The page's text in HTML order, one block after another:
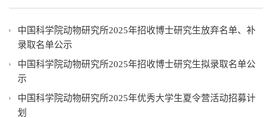
中国科学院动物研究所2025年招收博士研究生放弃名单、补
录取名单公示
中国科学院动物研究所2025年招收博士研究生拟录取名单公
示
中国科学院动物研究所2025年优秀大学生夏令营活动招募计
划